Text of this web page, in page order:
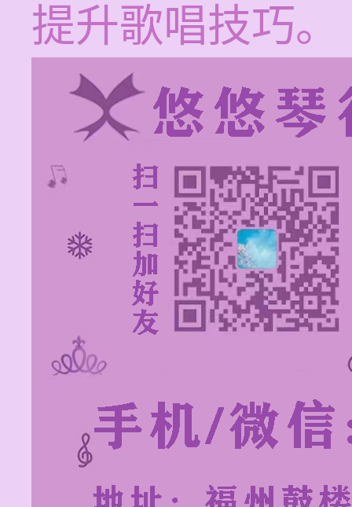
提升歌唱技巧。